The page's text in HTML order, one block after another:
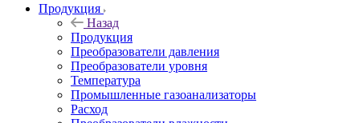
Продукция
Назад
Продукция
Преобразователи давления
Преобразователи уровня
Температура
Промышленные газоанализаторы
Расход